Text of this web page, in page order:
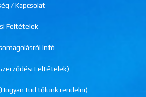
/ Kapcsolat
Feltételek
infó
Feltételek)
tud tőlünk rendelni)